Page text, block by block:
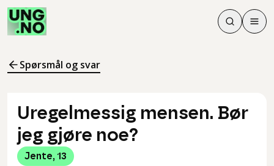
Søk
Søk
Meny
Spørsmål og svar
Uregelmessig mensen. Bør
jeg gjøre noe?
Jente, 13